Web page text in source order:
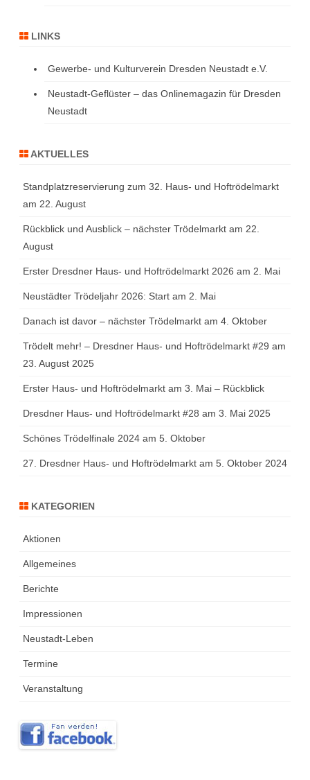
LINKS
Gewerbe- und Kulturverein Dresden Neustadt e.V.
Neustadt-Geflüster – das Onlinemagazin für Dresden
Neustadt
AKTUELLES
Standplatzreservierung zum 32. Haus- und Hoftrödelmarkt
am 22. August
Rückblick und Ausblick – nächster Trödelmarkt am 22.
August
Erster Dresdner Haus- und Hoftrödelmarkt 2026 am 2. Mai
Neustädter Trödeljahr 2026: Start am 2. Mai
Danach ist davor – nächster Trödelmarkt am 4. Oktober
Trödelt mehr! – Dresdner Haus- und Hoftrödelmarkt #29 am
23. August 2025
Erster Haus- und Hoftrödelmarkt am 3. Mai – Rückblick
Dresdner Haus- und Hoftrödelmarkt #28 am 3. Mai 2025
Schönes Trödelfinale 2024 am 5. Oktober
27. Dresdner Haus- und Hoftrödelmarkt am 5. Oktober 2024
KATEGORIEN
Aktionen
Allgemeines
Berichte
Impressionen
Neustadt-Leben
Termine
Veranstaltung